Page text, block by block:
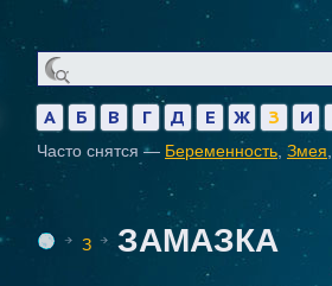
А Б В Г Д Е Ж З И
Часто снятся — Беременность Змея
З ЗАМАЗКА